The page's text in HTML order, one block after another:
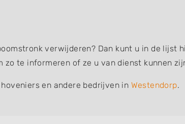
verwijderen? Dan kunt u in de lijst
te informeren of ze u van dienst kunnen
en andere bedrijven in Westendorp.